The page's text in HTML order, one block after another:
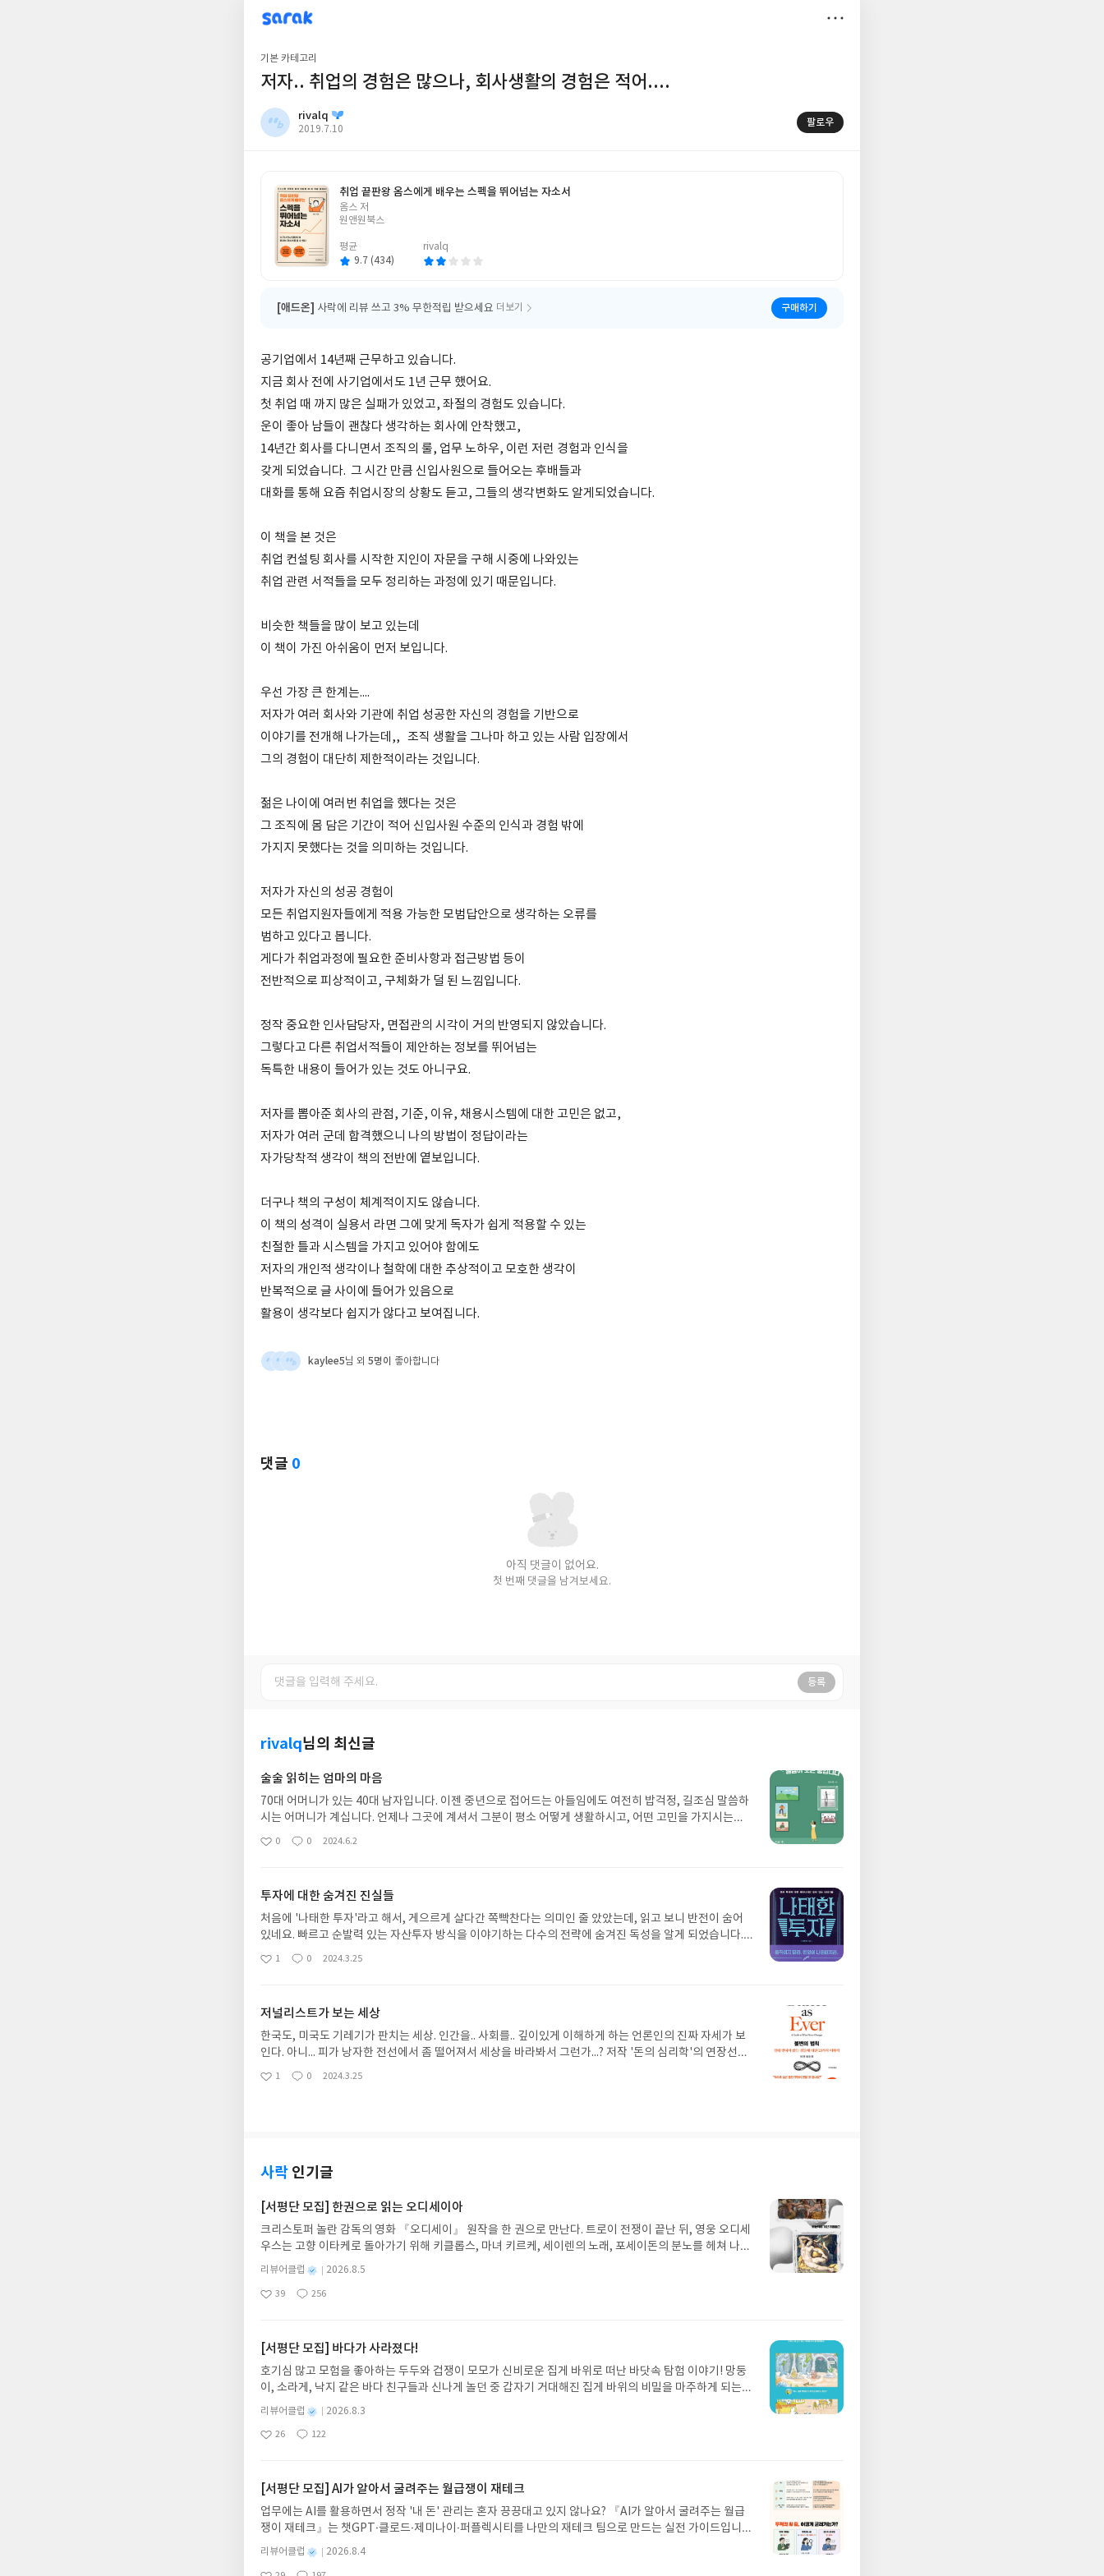
sarak
rivalq
기본 카테고리
저자.. 취업의 경험은 많으나, 회사생활의 경험은 적어....
rivalq
작
2019.7.10
팔로우
취업 끝판왕 옴스에게 배우는 스펙을 뛰어넘는 자소서
글
쓴
옴스 저
원앤원북스
평균
9.7 (434)
rivalq
[애드온] 사락에 리뷰 쓰고 3% 무한적립 받으세요 더보기 구매하기
공기업에서 14년째 근무하고 있습니다.
지금 회사 전에 사기업에서도 1년 근무 했어요.
첫 취업 때 까지 많은 실패가 있었고, 좌절의 경험도 있습니다.
운이 좋아 남들이 괜찮다 생각하는 회사에 안착했고,
14년간 회사를 다니면서 조직의 룰, 업무 노하우, 이런 저런 경험과 인식을
갖게 되었습니다. 그 시간 만큼 신입사원으로 들어오는 후배들과
대화를 통해 요즘 취업시장의 상황도 듣고, 그들의 생각변화도 알게되었습니다.
이 책을 본 것은
취업 컨설팅 회사를 시작한 지인이 자문을 구해 시중에 나와있는
취업 관련 서적들을 모두 정리하는 과정에 있기 때문입니다.
비슷한 책들을 많이 보고 있는데
이 책이 가진 아쉬움이 먼저 보입니다.
우선 가장 큰 한계는....
저자가 여러 회사와 기관에 취업 성공한 자신의 경험을 기반으로
이야기를 전개해 나가는데,, 조직 생활을 그나마 하고 있는 사람 입장에서
그의 경험이 대단히 제한적이라는 것입니다.
젊은 나이에 여러번 취업을 했다는 것은
그 조직에 몸 담은 기간이 적어 신입사원 수준의 인식과 경험 밖에
가지지 못했다는 것을 의미하는 것입니다.
저자가 자신의 성공 경험이
모든 취업지원자들에게 적용 가능한 모범답안으로 생각하는 오류를
범하고 있다고 봅니다.
게다가 취업과정에 필요한 준비사항과 접근방법 등이
전반적으로 피상적이고, 구체화가 덜 된 느낌입니다.
정작 중요한 인사담당자, 면접관의 시각이 거의 반영되지 않았습니다.
그렇다고 다른 취업서적들이 제안하는 정보를 뛰어넘는
독특한 내용이 들어가 있는 것도 아니구요.
저자를 뽑아준 회사의 관점, 기준, 이유, 채용시스템에 대한 고민은 없고,
저자가 여러 군데 합격했으니 나의 방법이 정답이라는
자가당착적 생각이 책의 전반에 옅보입니다.
더구나 책의 구성이 체계적이지도 않습니다.
이 책의 성격이 실용서 라면 그에 맞게 독자가 쉽게 적용할 수 있는
친절한 틀과 시스템을 가지고 있어야 함에도
저자의 개인적 생각이나 철학에 대한 추상적이고 모호한 생각이
반복적으로 글 사이에 들어가 있음으로
활용이 생각보다 쉽지가 않다고 보여집니다.
kaylee5님 외 5명이 좋아합니다
댓글 0
아직 댓글이 없어요.
첫 번째 댓글을 남겨보세요.
등록
rivalq님의 최신글
술술 읽히는 엄마의 마음
70대 어머니가 있는 40대 남자입니다. 이젠 중년으로 접어드는 아들임에도 여전히 밥걱정, 길조심 말씀하
시는 어머니가 계십니다. 언제나 그곳에 계셔서 그분이 평소 어떻게 생활하시고, 어떤 고민을 가지시는지
관심이 없는 무심한 아들이 저입니다. 볼 때 마다 몸집이 작아지시는 걸 보며 문득 어머니의 마음이 궁금해
좋
0
댓
0
작
2024.6.2
투자에 대한 숨겨진 진실들
처음에 '나태한 투자'라고 해서, 게으르게 살다간 쪽빡찬다는 의미인 줄 았았는데, 읽고 보니 반전이 숨어
있네요. 빠르고 순발력 있는 자산투자 방식을 이야기하는 다수의 전략에 숨겨진 독성을 알게 되었습니다.
이 책이 진실을 말하고 있다면, 투자에 대한 사고의 전환이 필요해 보입니다.
좋
1
댓
0
작
2024.3.25
저널리스트가 보는 세상
한국도, 미국도 기레기가 판치는 세상. 인간을.. 사회를.. 깊이있게 이해하게 하는 언론인의 진짜 자세가 보
인다. 아니... 피가 낭자한 전선에서 좀 떨어져서 세상을 바라봐서 그런가...? 저작 '돈의 심리학'의 연장선상
에서 의미있는 해석이 좋다.
좋
1
댓
0
작
2024.3.25
사락 인기글
[서평단 모집] 한권으로 읽는 오디세이아
크리스토퍼 놀란 감독의 영화 『오디세이』 원작을 한 권으로 만난다. 트로이 전쟁이 끝난 뒤, 영웅 오디세
우스는 고향 이타케로 돌아가기 위해 키클롭스, 마녀 키르케, 세이렌의 노래, 포세이돈의 분노를 헤쳐 나간
다. 그리스 철학 전공자인 옮긴이가 호메로스의 방대한 24권 서사를 현대적이고 자연스러운 한국어로 풀
어내, 고전이 낯선 독자도 이야기의 흐름을 놓치지 않고 끝까지 읽을 수 있다. 3천 년을 이어 온 귀향과 모험
의 대서사시가 가장 읽기 편한 번역으로 새롭게 펼쳐진다.한권으로 읽는 오디세이아글쓴이호메로스 저/육
주소/연락처를 업데이트 해주세요! (선정 후 수정 불가)▶ 서평단 신청 방법 : 기대평 댓글을 작성해주세요!
글의 댓글로 신청해주세요.- 기존 YES블로그는 '사락'으로 개편되어 별도로 개설하지 않으셔도 됩니다. ▶
도서/상품 발송- 도서/상품은 최근 배송지가 아닌 회원정보상의 주소/연락처 (클릭 시 수정 가능)로 발송됩
니다.- 주소/연락처에 문제가 있을 시 선정에서 제외되거나 배송에서 누락될 수 있습니다(재발송 불가). ▶
리뷰 작성- 도서/상품을 받고 2주 이내 리뷰를 작성해주셔야 합니다. (포스트가 아닌 '리뷰'로 작성)- 기간
별
리뷰어클럽
성
2026.8.5
좋
39
댓
256
작
[서평단 모집] 바다가 사라졌다!
호기심 많고 모험을 좋아하는 두두와 겁쟁이 모모가 신비로운 집게 바위로 떠난 바닷속 탐험 이야기! 망둥
이, 소라게, 낙지 같은 바다 친구들과 신나게 놀던 중 갑자기 거대해진 집게 바위의 비밀을 마주하게 되는
데, 과연 바다에 무슨 일이 벌어진 걸까요? 상상력을 자극하는 환상적인 해양 모험 동화 속으로 풍덩 빠져
보세요!바다가 사라졌다!글쓴이서휘 글출판사풀빛 예스24 바로가기 닫기모집인원 : 20명신청기간 : 202
6.08.03 ~ 2026.08.07발표일자 : 2026.08.13리뷰 작성기한 : 도서/상품 받고 2주 이내 ▶ 주소/연락처 업
해주세요!- '사락' 개설 후, 이 글의 댓글로 신청해주세요.- 기존 YES블로그는 '사락'으로 개편되어 별도로
개설하지 않으셔도 됩니다. ▶ 도서/상품 발송- 도서/상품은 최근 배송지가 아닌 회원정보상의 주소/연락
처 (클릭 시 수정 가능)로 발송됩니다.- 주소/연락처에 문제가 있을 시 선정에서 제외되거나 배송에서 누락
될 수 있습니다(재발송 불가). ▶ 리뷰 작성- 도서/상품을 받고 2주 이내 리뷰를 작성해주셔야 합니다. (포
스트가 아닌 '리뷰'로 작성)- 기간내 미작성, 불성실한 리뷰, 도서/상품과 무관한 리뷰 작성 시 이후 선정에
서 제외될 수 있습니다.- 리뷰어클럽은 개인의 감상이 포함된 300자 이상의 리뷰를 권장합니다.
별
리뷰어클럽
성
2026.8.3
좋
26
댓
122
작
[서평단 모집] AI가 알아서 굴려주는 월급쟁이 재테크
업무에는 AI를 활용하면서 정작 '내 돈' 관리는 혼자 끙끙대고 있지 않나요? 『AI가 알아서 굴려주는 월급
쟁이 재테크』는 챗GPT·클로드·제미나이·퍼플렉시티를 나만의 재테크 팀으로 만드는 실전 가이드입니
다. 재무 진단부터 주식 투자, 부동산, 절세, 자산 관리 자동화 루틴까지, 코딩 없이도 프롬프트 하나로 20년
차 재무 전문가의 맞춤 조언을 받을 수 있습니다. 좋은 정보를 찾는 시대는 끝났습니다. 이제는 좋은 질문을
별
리뷰어클럽
2026.8.4